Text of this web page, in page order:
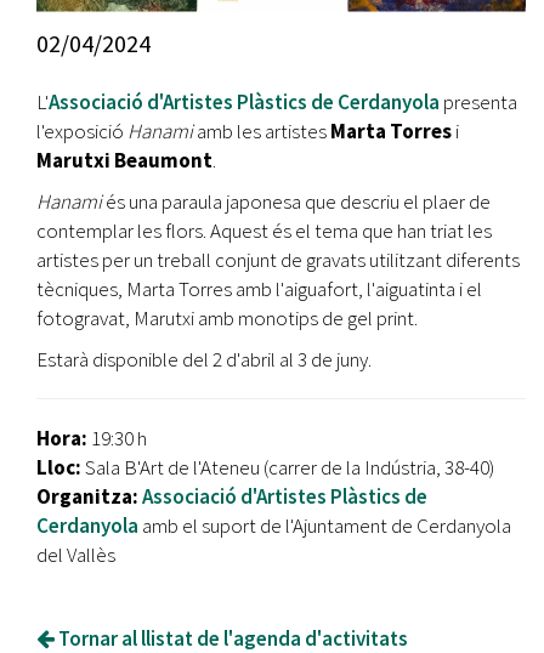
02/04/2024
L'Associació d'Artistes Plàstics de Cerdanyola presenta
l'exposició Hanamiamb les artistesMarta Torresi
Marutxi Beaumont.
Hanamiés una paraula japonesa que descriu el plaer de
contemplar les flors. Aquest és el tema que han triat les
artistes per un treball conjunt de gravats utilitzant diferents
tècniques, Marta Torres amb l'aiguafort, l'aiguatinta i el
fotogravat, Marutxi amb monotips de gel print.
Estarà disponible del 2 d'abril al 3 de juny.
Hora: 19:30 h
Lloc:Sala B'Art de l'Ateneu (carrer de la Indústria, 38-40)
Organitza:Associació d'Artistes Plàstics de
Cerdanyola amb el suport de l'Ajuntament de Cerdanyola
del Vallès
Tornar al llistat de l'agenda d'activitats